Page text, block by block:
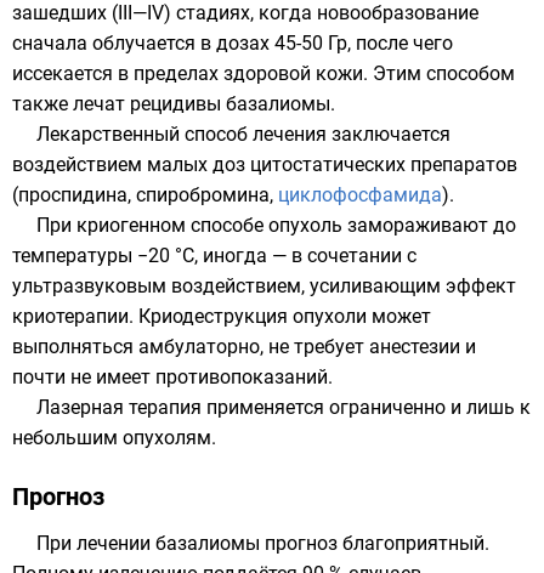
зашедших (III—IV) стадиях, когда новообразование
сначала облучается в дозах 45-50 Гр, после чего
иссекается в пределах здоровой кожи. Этим способом
также лечат рецидивы базалиомы.
Лекарственный способ лечения заключается
воздействием малых доз цитостатических препаратов
(проспидина, спиробромина, циклофосфамида).
При криогенном способе опухоль замораживают до
температуры −20 °C, иногда — в сочетании с
ультразвуковым воздействием, усиливающим эффект
криотерапии. Криодеструкция опухоли может
выполняться амбулаторно, не требует анестезии и
почти не имеет противопоказаний.
Лазерная терапия применяется ограниченно и лишь к
небольшим опухолям.
Прогноз
При лечении базалиомы прогноз благоприятный.